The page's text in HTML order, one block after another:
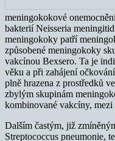
meningokokové
bakterií Neisseria
meningokoky patří
způsobené meningokoky
vakcínou Bexsero. Ta je
věku a při zahájení
plně hrazena z prostředků
zbylým skupinám
kombinované vakcíny,
Dalším častým, již
Streptococcus pneumonie,